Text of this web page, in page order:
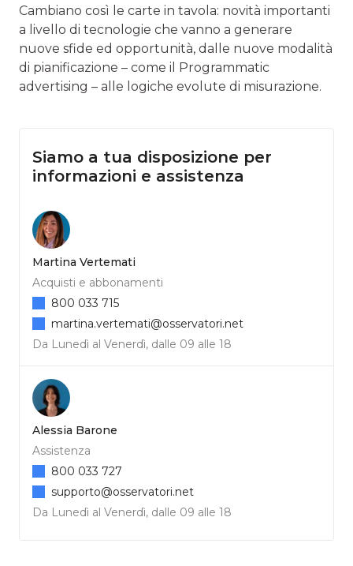
Cambiano così le carte in tavola: novità importanti
a livello di tecnologie che vanno a generare
nuove sfide ed opportunità, dalle nuove modalità
di pianificazione – come il Programmatic
advertising – alle logiche evolute di misurazione.
Siamo a tua disposizione per
informazioni e assistenza
Martina Vertemati
Acquisti e abbonamenti
Da Lunedì al Venerdì, dalle 09 alle 18
800 033 715
martina.vertemati@osservatori.net
Alessia Barone
Assistenza
Da Lunedì al Venerdì, dalle 09 alle 18
800 033 727
supporto@osservatori.net